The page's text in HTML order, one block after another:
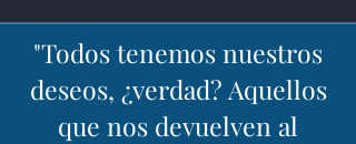
"Todos tenemos nuestros
deseos, ¿verdad? Aquellos
que nos devuelven al